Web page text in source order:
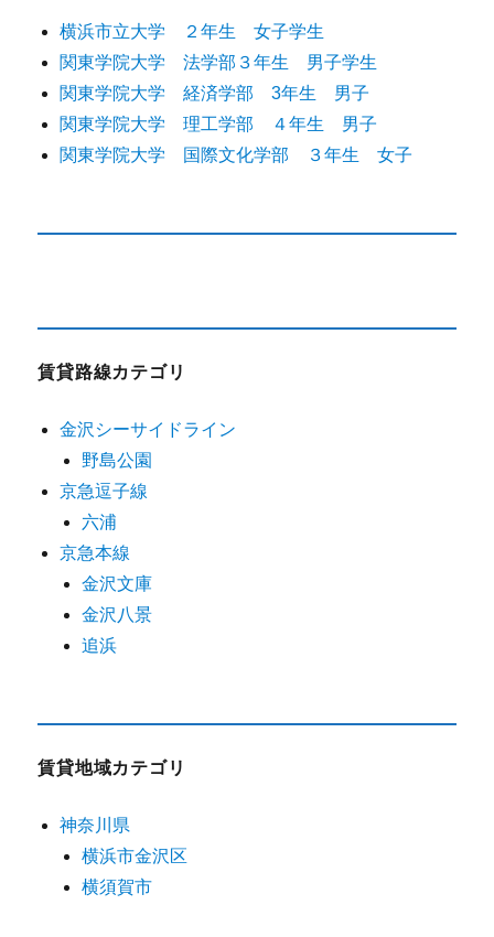
横浜市立大学 ２年生 女子学生
関東学院大学 法学部３年生 男子学生
関東学院大学 経済学部 3年生 男子
関東学院大学 理工学部 ４年生 男子
関東学院大学 国際文化学部 ３年生 女子
賃貸路線カテゴリ
金沢シーサイドライン
野島公園
京急逗子線
六浦
京急本線
金沢文庫
金沢八景
追浜
賃貸地域カテゴリ
神奈川県
横浜市金沢区
横須賀市